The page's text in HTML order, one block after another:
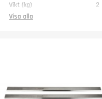
Vikt (kg)
2
Visa alla